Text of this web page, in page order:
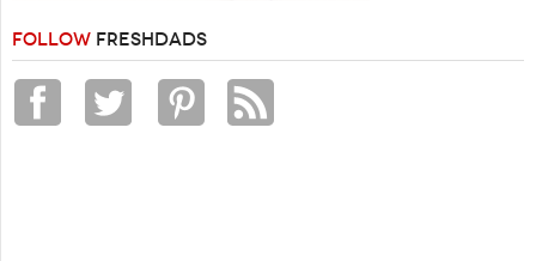
FOLLOW FRESHDADS